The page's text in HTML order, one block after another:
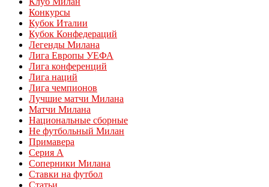
Конкурсы
Кубок Италии
Кубок Конфедераций
Легенды Милана
Лига Европы УЕФА
Лига конференций
Лига наций
Лига чемпионов
Лучшие матчи Милана
Матчи Милана
Национальные сборные
Не футбольный Милан
Примавера
Серия А
Соперники Милана
Ставки на футбол